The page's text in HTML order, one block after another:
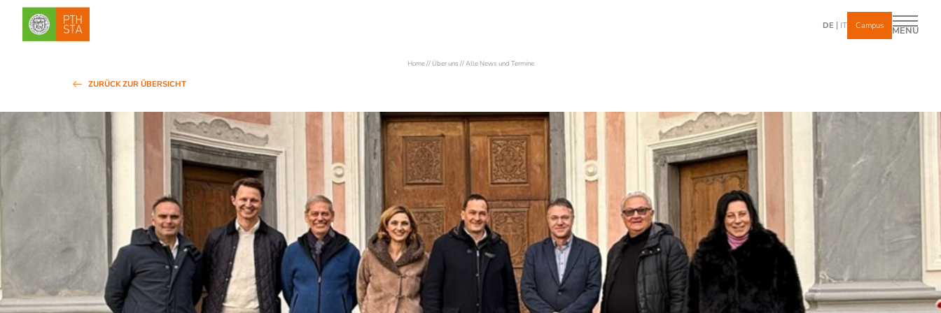
DE IT Campus MENÜ
Home// Über uns //Alle News und Termine
ZURÜCK ZUR ÜBERSICHT